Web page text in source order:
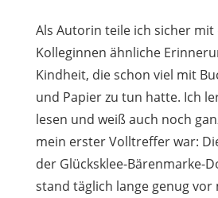
Als Autorin teile ich sicher mit
Kolleginnen ähnliche
Kindheit, die schon viel mit
und Papier zu tun hatte. Ich
lesen und weiß auch noch
mein erster Volltreffer war:
der Glücksklee-Bärenmarke-
stand täglich lange genug vor